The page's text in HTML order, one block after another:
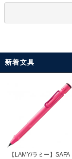
新着文具
【LAMY/ラミー】SAFA